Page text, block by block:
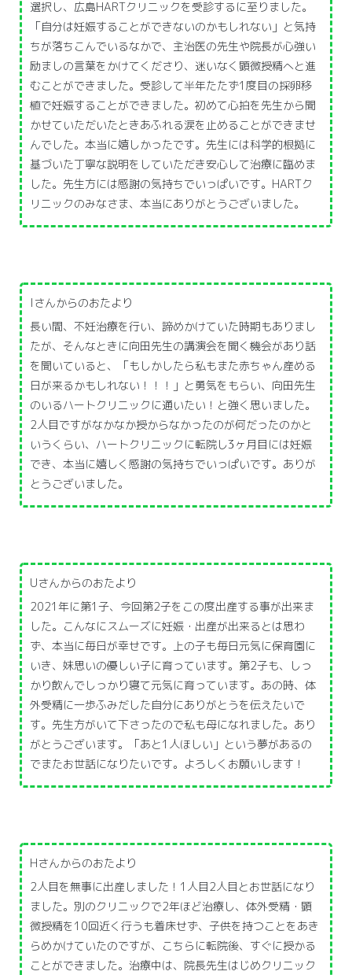
選択し、広島HARTクリニックを受診するに至りました。
「自分は妊娠することができないのかもしれない」と気持
ちが落ちこんでいるなかで、主治医の先生や院長が心強い
励ましの言葉をかけてくださり、迷いなく顕微授精へと進
むことができました。受診して半年たたず1度目の採卵移
植で妊娠することができました。初めて心拍を先生から聞
かせていただいたときあふれる涙を止めることができませ
んでした。本当に嬉しかったです。先生には科学的根拠に
基づいた丁寧な説明をしていただき安心して治療に臨めま
した。先生方には感謝の気持ちでいっぱいです。HARTク
リニックのみなさま、本当にありがとうございました。
Iさんからのおたより
長い間、不妊治療を行い、諦めかけていた時期もありまし
たが、そんなときに向田先生の講演会を聞く機会があり話
を聞いていると、「もしかしたら私もまた赤ちゃん産める
日が来るかもしれない！！！」と勇気をもらい、向田先生
のいるハートクリニックに通いたい！と強く思いました。
2人目ですがなかなか授からなかったのが何だったのかと
いうくらい、ハートクリニックに転院し3ヶ月目には妊娠
でき、本当に嬉しく感謝の気持ちでいっぱいです。ありが
とうございました。
Uさんからのおたより
2021年に第1子、今回第2子をこの度出産する事が出来ま
した。こんなにスムーズに妊娠・出産が出来るとは思わ
ず、本当に毎日が幸せです。上の子も毎日元気に保育園に
いき、妹思いの優しい子に育っています。第2子も、しっ
かり飲んでしっかり寝て元気に育っています。あの時、体
外受精に一歩ふみだした自分にありがとうを伝えたいで
す。先生方がいて下さったので私も母になれました。あり
がとうございます。「あと1人ほしい」という夢があるの
でまたお世話になりたいです。よろしくお願いします！
Hさんからのおたより
2人目を無事に出産しました！1人目2人目とお世話になり
ました。別のクリニックで2年ほど治療し、体外受精・顕
微授精を10回近く行うも着床せず、子供を持つことをあき
らめかけていたのですが、こちらに転院後、すぐに授かる
ことができました。治療中は、院長先生はじめクリニック